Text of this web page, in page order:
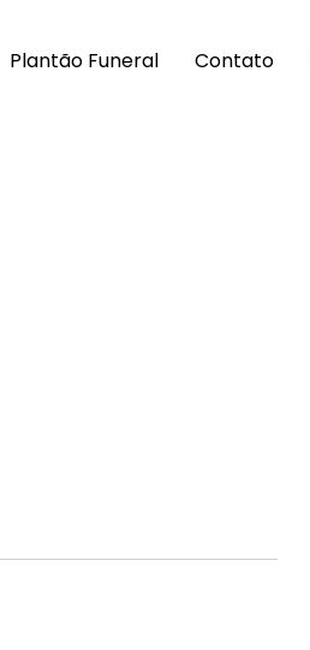
Plantão Funeral Contato